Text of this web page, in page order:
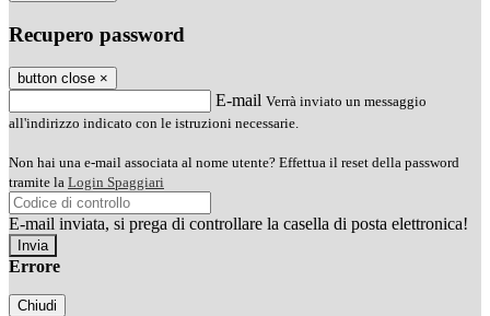
Recupero password
button close ×
E-mail Verrà inviato un messaggio
all'indirizzo indicato con le istruzioni necessarie.
Non hai una e-mail associata al nome utente? Effettua il reset della password
tramite la Login Spaggiari
E-mail inviata, si prega di controllare la casella di posta elettronica!
Errore
Chiudi